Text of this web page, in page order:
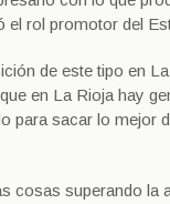
el rol promotor del
de este tipo en
en La Rioja hay
para sacar lo mejor
cosas superando la